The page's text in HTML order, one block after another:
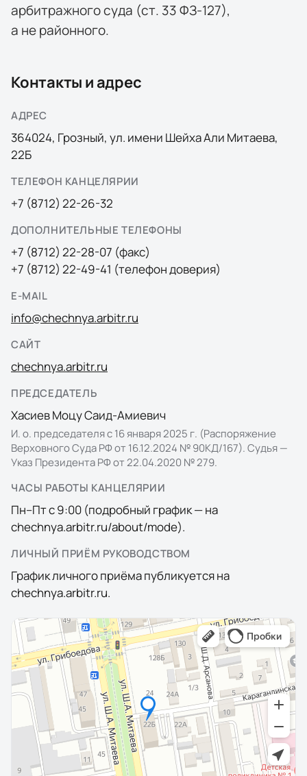
арбитражного суда (ст. 33 ФЗ-127),
а не районного.
Контакты и адрес
АДРЕС
364024, Грозный, ул. имени Шейха Али Митаева,
22Б
ТЕЛЕФОН КАНЦЕЛЯРИИ
+7 (8712) 22-26-32
ДОПОЛНИТЕЛЬНЫЕ ТЕЛЕФОНЫ
+7 (8712) 22-28-07 (факс)
+7 (8712) 22-49-41 (телефон доверия)
E-MAIL
info@chechnya.arbitr.ru
САЙТ
chechnya.arbitr.ru
ПРЕДСЕДАТЕЛЬ
Хасиев Моцу Саид-Амиевич
И. о. председателя с 16 января 2025 г. (Распоряжение
Верховного Суда РФ от 16.12.2024 № 90КД/167). Судья —
Указ Президента РФ от 22.04.2020 № 279.
ЧАСЫ РАБОТЫ КАНЦЕЛЯРИИ
Пн–Пт с 9:00 (подробный график — на
chechnya.arbitr.ru/about/mode).
ЛИЧНЫЙ ПРИЁМ РУКОВОДСТВОМ
График личного приёма публикуется на
chechnya.arbitr.ru.